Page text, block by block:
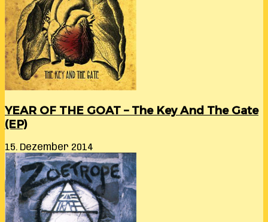
YEAR OF THE GOAT – The Key And The Gate
(EP)
15. Dezember 2014